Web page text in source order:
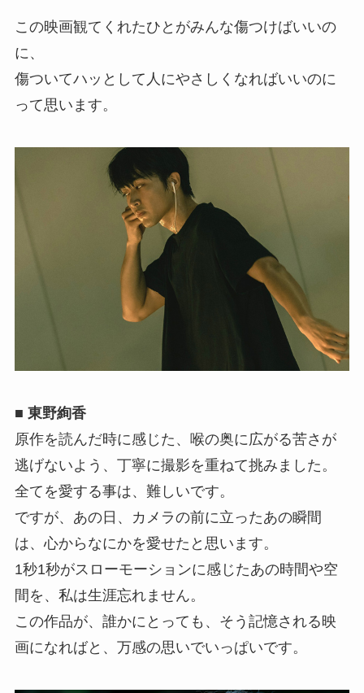
この映画観てくれたひとがみんな傷つけばいいの
に、
傷ついてハッとして人にやさしくなればいいのに
って思います。
■ 東野絢香
原作を読んだ時に感じた、喉の奥に広がる苦さが
逃げないよう、丁寧に撮影を重ねて挑みました。
全てを愛する事は、難しいです。
ですが、あの日、カメラの前に立ったあの瞬間
は、心からなにかを愛せたと思います。
1秒1秒がスローモーションに感じたあの時間や空
間を、私は生涯忘れません。
この作品が、誰かにとっても、そう記憶される映
画になればと、万感の思いでいっぱいです。